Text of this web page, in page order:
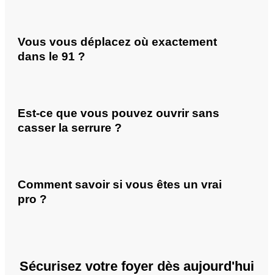
Vous vous déplacez où exactement
dans le 91 ?
Est-ce que vous pouvez ouvrir sans
casser la serrure ?
Comment savoir si vous êtes un vrai
pro ?
Sécurisez votre foyer dès aujourd'hui